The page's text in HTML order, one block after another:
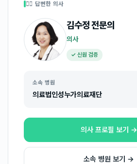
👩‍⚕️ 답변한 의사
김수정전문의
의사
✓ 신원 검증
소속 병원
의료법인성누가의료재단
의사 프로필 보기 →
소속 병원 보기 →